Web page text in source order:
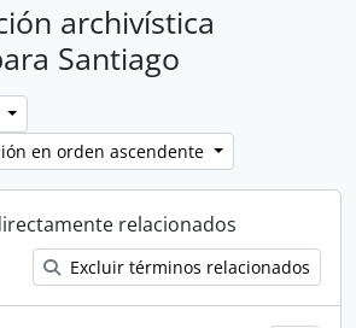
archivística
Santiago
en orden ascendente
relacionados
Excluir términos relacionados